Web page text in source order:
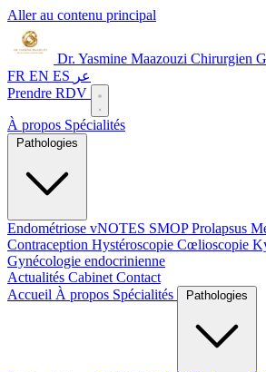
Aller au contenu principal
Dr. Yasmine Maazouzi Chirurgien
FR EN ES عر
Prendre RDV
À propos Spécialités
Endométriose vNOTES SMOPProlapsus
Contraception Hystéroscopie Cœlioscopie
Gynécologie endocrinienne
Actualités Cabinet Contact
Accueil À propos Spécialités